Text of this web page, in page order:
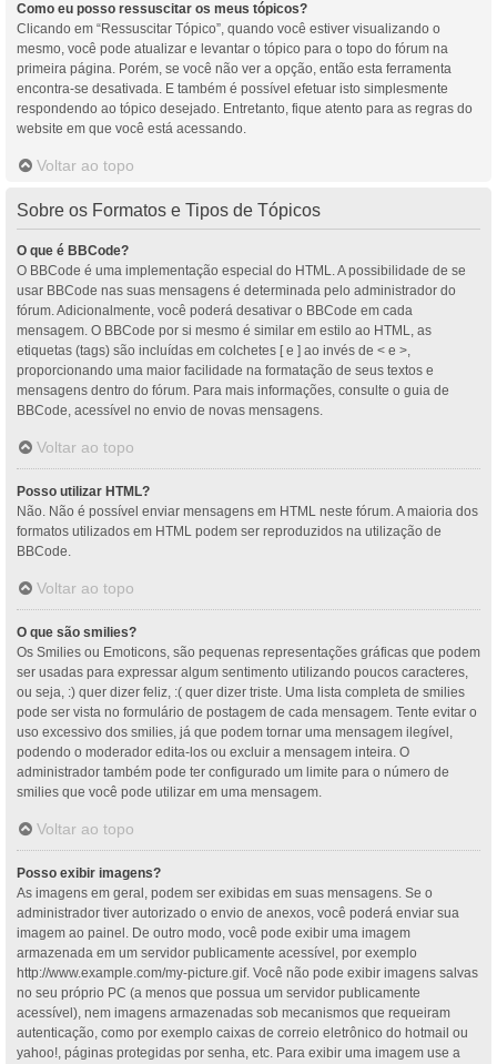
Como eu posso ressuscitar os meus tópicos?
Clicando em “Ressuscitar Tópico”, quando você estiver visualizando o
mesmo, você pode atualizar e levantar o tópico para o topo do fórum na
primeira página. Porém, se você não ver a opção, então esta ferramenta
encontra-se desativada. E também é possível efetuar isto simplesmente
respondendo ao tópico desejado. Entretanto, fique atento para as regras do
website em que você está acessando.
Voltar ao topo
Sobre os Formatos e Tipos de Tópicos
O que é BBCode?
O BBCode é uma implementação especial do HTML. A possibilidade de se
usar BBCode nas suas mensagens é determinada pelo administrador do
fórum. Adicionalmente, você poderá desativar o BBCode em cada
mensagem. O BBCode por si mesmo é similar em estilo ao HTML, as
etiquetas (tags) são incluídas em colchetes [ e ] ao invés de < e >,
proporcionando uma maior facilidade na formatação de seus textos e
mensagens dentro do fórum. Para mais informações, consulte o guia de
BBCode, acessível no envio de novas mensagens.
Voltar ao topo
Posso utilizar HTML?
Não. Não é possível enviar mensagens em HTML neste fórum. A maioria dos
formatos utilizados em HTML podem ser reproduzidos na utilização de
BBCode.
Voltar ao topo
O que são smilies?
Os Smilies ou Emoticons, são pequenas representações gráficas que podem
ser usadas para expressar algum sentimento utilizando poucos caracteres,
ou seja, :) quer dizer feliz, :( quer dizer triste. Uma lista completa de smilies
pode ser vista no formulário de postagem de cada mensagem. Tente evitar o
uso excessivo dos smilies, já que podem tornar uma mensagem ilegível,
podendo o moderador edita-los ou excluir a mensagem inteira. O
administrador também pode ter configurado um limite para o número de
smilies que você pode utilizar em uma mensagem.
Voltar ao topo
Posso exibir imagens?
As imagens em geral, podem ser exibidas em suas mensagens. Se o
administrador tiver autorizado o envio de anexos, você poderá enviar sua
imagem ao painel. De outro modo, você pode exibir uma imagem
armazenada em um servidor publicamente acessível, por exemplo
http://www.example.com/my-picture.gif. Você não pode exibir imagens salvas
no seu próprio PC (a menos que possua um servidor publicamente
acessível), nem imagens armazenadas sob mecanismos que requeiram
autenticação, como por exemplo caixas de correio eletrônico do hotmail ou
yahoo!, páginas protegidas por senha, etc. Para exibir uma imagem use a